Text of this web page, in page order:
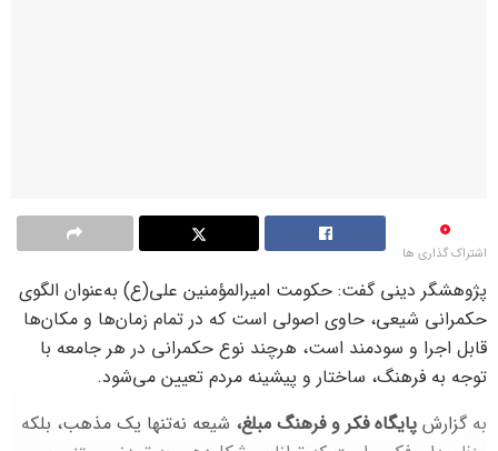
0
اشتراک گذاری ها
پژوهشگر دینی گفت: حکومت امیرالمؤمنین علی(ع) به‌عنوان الگوی
حکمرانی شیعی، حاوی اصولی است که در تمام زمان‌ها و مکان‌ها
قابل اجرا و سودمند است، هرچند نوع حکمرانی در هر جامعه با
توجه به فرهنگ، ساختار و پیشینه مردم تعیین می‌شود.
به گزارش پایگاه فکر و فرهنگ مبلغ،شیعه نه‌تنها یک مذهب، بلکه